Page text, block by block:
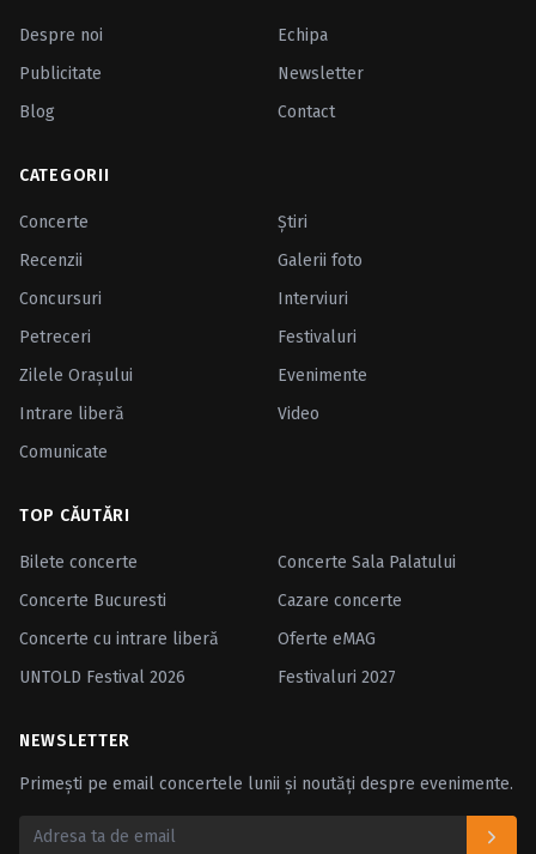
Despre noi
Echipa
Publicitate
Newsletter
Blog
Contact
CATEGORII
Concerte
Ştiri
Recenzii
Galerii foto
Concursuri
Interviuri
Petreceri
Festivaluri
Zilele Oraşului
Evenimente
Intrare liberă
Video
Comunicate
TOP CĂUTĂRI
Bilete concerte
Concerte Sala Palatului
Concerte Bucuresti
Cazare concerte
Concerte cu intrare liberă
Oferte eMAG
UNTOLD Festival 2026
Festivaluri 2027
NEWSLETTER
Primești pe email concertele lunii și noutăți despre evenimente.